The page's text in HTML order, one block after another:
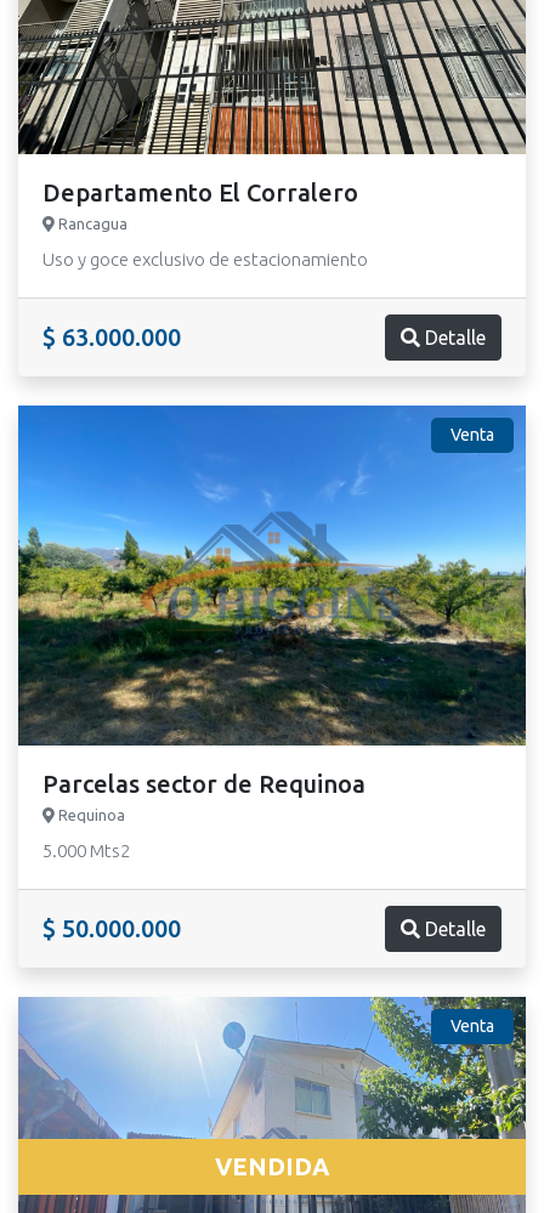
Departamento El Corralero
Rancagua
Uso y goce exclusivo de estacionamiento
$ 63.000.000 Detalle
Venta
Parcelas sector de Requinoa
Requinoa
5.000 Mts2
$ 50.000.000 Detalle
Venta
VENDIDA